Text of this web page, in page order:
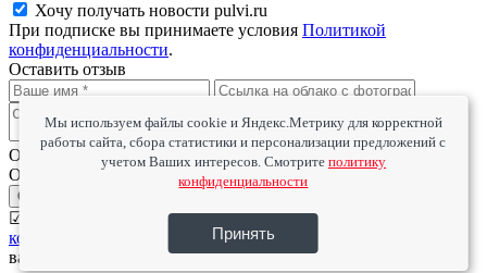
Хочу получать новости pulvi.ru
При подписке вы принимаете условия Политикой
конфиденциальности.
Оставить отзыв
Оцените товар
Оцените сервис
Отправить
☑ Нажимая кнопку, Вы соглашаетесь сПолитикой
конфиденциальности
. Мы не передаём данные 3-им лицам,
ваши данные полностью защищены.
Мы используем файлы cookie и Яндекс.Метрику для корректной
работы сайта, сбора статистики и персонализации предложений с
учетом Ваших интересов. Смотрите политику
конфиденциальности
Принять